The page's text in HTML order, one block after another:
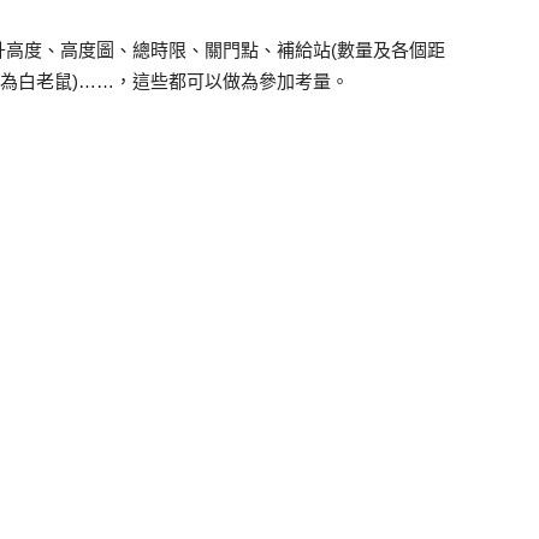
度、高度圖、總時限、關門點、補給站(數量及各個距
白老鼠)……，這些都可以做為參加考量。